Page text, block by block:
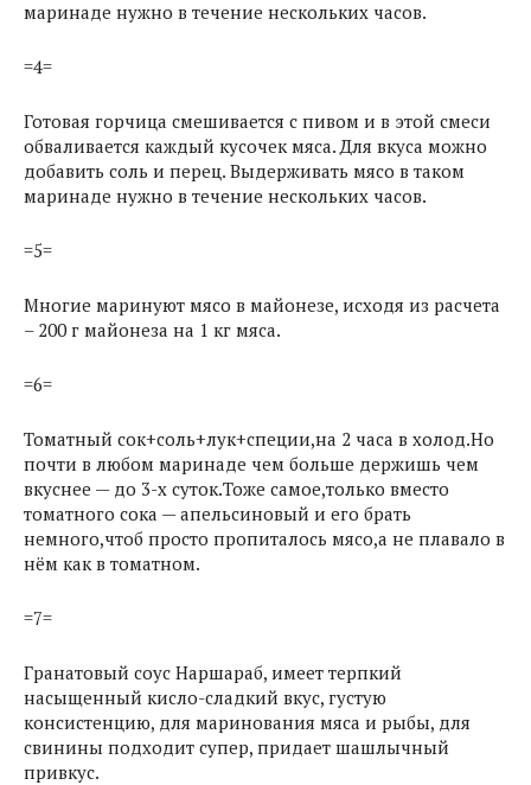
маринаде нужно в течение нескольких часов.
=4=
Готовая горчица смешивается с пивом и в этой смеси
обваливается каждый кусочек мяса. Для вкуса можно
добавить соль и перец. Выдерживать мясо в таком
маринаде нужно в течение нескольких часов.
=5=
Многие маринуют мясо в майонезе, исходя из расчета
– 200 г майонеза на 1 кг мяса.
=6=
Томатный сок+соль+лук+специи,на 2 часа в холод.Но
почти в любом маринаде чем больше держишь чем
вкуснее — до 3-х суток.Тоже самое,только вместо
томатного сока — апельсиновый и его брать
немного,чтоб просто пропиталось мясо,а не плавало в
нём как в томатном.
=7=
Гранатовый соус Наршараб, имеет терпкий
насыщенный кисло-сладкий вкус, густую
консистенцию, для маринования мяса и рыбы, для
свинины подходит супер, придает шашлычный
привкус.